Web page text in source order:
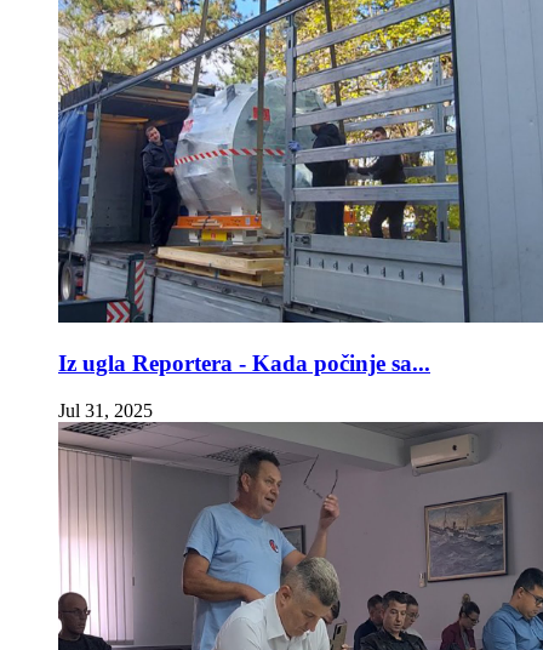
Iz ugla Reportera - Kada počinje sa...
Jul 31, 2025